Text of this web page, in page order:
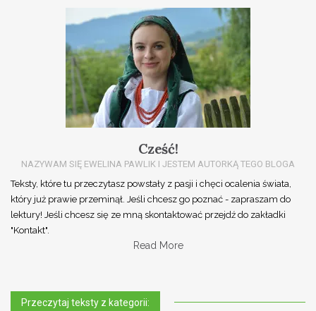
Cześć!
NAZYWAM SIĘ EWELINA PAWLIK I JESTEM AUTORKĄ TEGO BLOGA
Teksty, które tu przeczytasz powstały z pasji i chęci ocalenia świata,
który już prawie przeminął. Jeśli chcesz go poznać - zapraszam do
lektury! Jeśli chcesz się ze mną skontaktować przejdź do zakładki
"Kontakt".
Read More
Przeczytaj teksty z kategorii: